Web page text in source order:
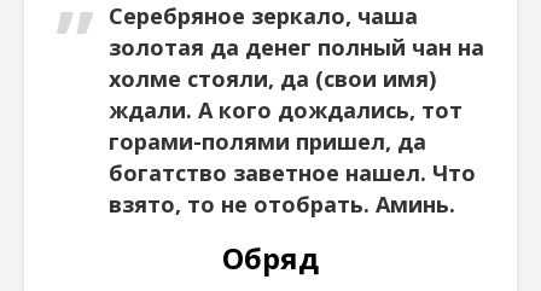
Серебряное зеркало, чаша
золотая да денег полный чан на
холме стояли, да (свои имя)
ждали. А кого дождались, тот
горами-полями пришел, да
богатство заветное нашел. Что
взято, то не отобрать. Аминь.
Обряд